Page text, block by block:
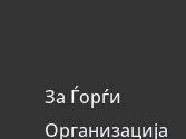
За Ѓорѓи
Организација